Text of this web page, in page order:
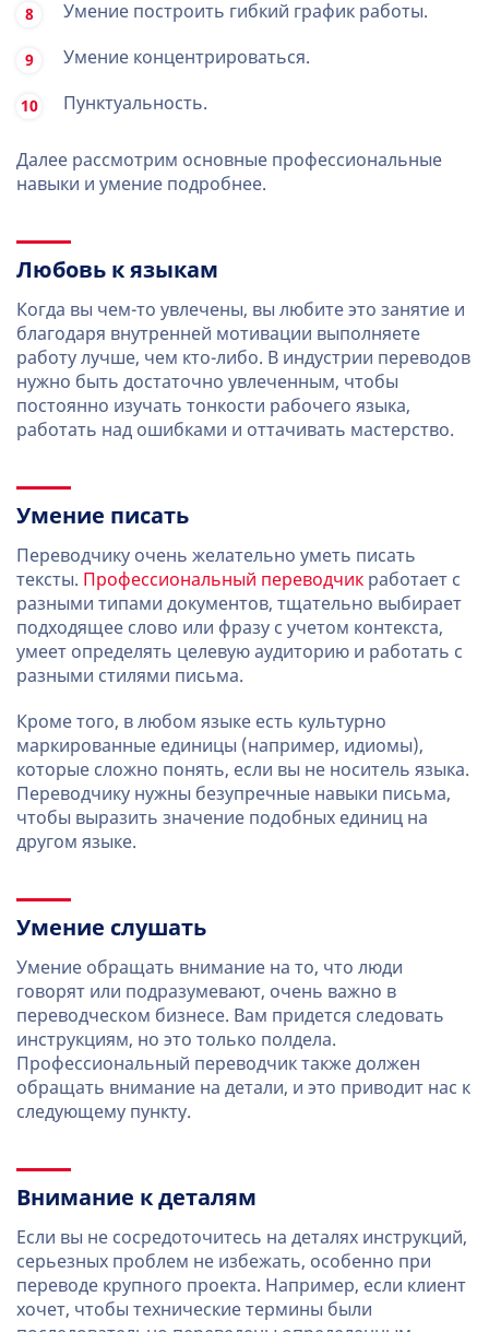
Умение построить гибкий график работы.
Умение концентрироваться.
Пунктуальность.
Далее рассмотрим основные профессиональные
навыки и умение подробнее.
Любовь к языкам
Когда вы чем-то увлечены, вы любите это занятие и
благодаря внутренней мотивации выполняете
работу лучше, чем кто-либо. В индустрии переводов
нужно быть достаточно увлеченным, чтобы
постоянно изучать тонкости рабочего языка,
работать над ошибками и оттачивать мастерство.
Умение писать
Переводчику очень желательно уметь писать
тексты. Профессиональный переводчик работает с
разными типами документов, тщательно выбирает
подходящее слово или фразу с учетом контекста,
умеет определять целевую аудиторию и работать с
разными стилями письма.
Кроме того, в любом языке есть культурно
маркированные единицы (например, идиомы),
которые сложно понять, если вы не носитель языка.
Переводчику нужны безупречные навыки письма,
чтобы выразить значение подобных единиц на
другом языке.
Умение слушать
Умение обращать внимание на то, что люди
говорят или подразумевают, очень важно в
переводческом бизнесе. Вам придется следовать
инструкциям, но это только полдела.
Профессиональный переводчик также должен
обращать внимание на детали, и это приводит нас к
следующему пункту.
Внимание к деталям
Если вы не сосредоточитесь на деталях инструкций,
серьезных проблем не избежать, особенно при
переводе крупного проекта. Например, если клиент
хочет, чтобы технические термины были